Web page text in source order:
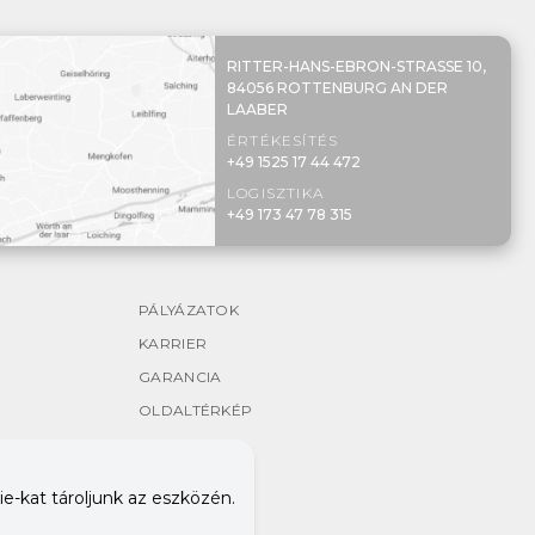
RITTER-HANS-EBRON-STRASSE 10,
84056 ROTTENBURG AN DER
LAABER
ÉRTÉKESÍTÉS
+49 1525 17 44 472
LOGISZTIKA
+49 173 47 78 315
PÁLYÁZATOK
KARRIER
GARANCIA
OLDALTÉRKÉP
kat tároljunk az eszközén.